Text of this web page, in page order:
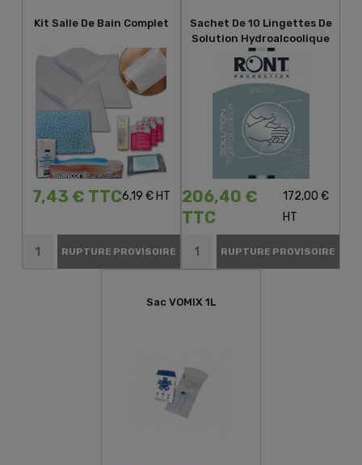
Kit Salle De Bain Complet
7,43 € TTC6,19 € HT
RUPTURE PROVISOIRE
Sachet De 10 Lingettes De
Solution Hydroalcoolique
206,40 €
TTC
172,00 €
HT
RUPTURE PROVISOIRE
Sac VOMIX 1L